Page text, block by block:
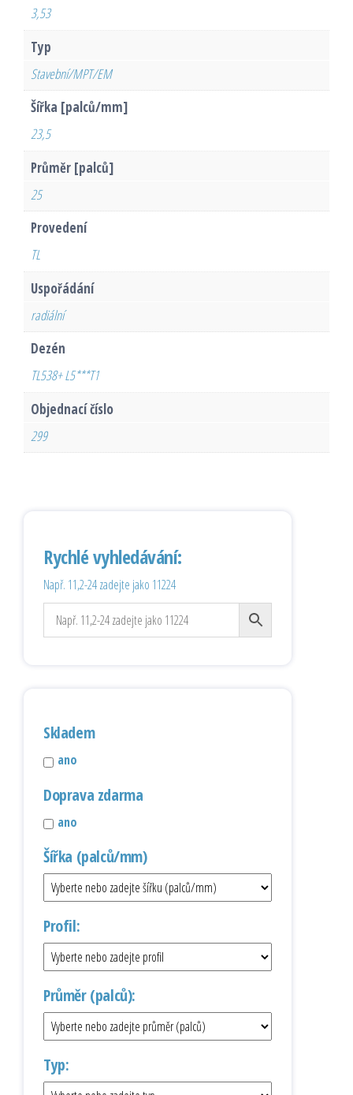
3,53
Typ
Stavební/MPT/EM
Šířka [palců/mm]
23,5
Průměr [palců]
25
Provedení
TL
Uspořádání
radiální
Dezén
TL538+ L5***T1
Objednací číslo
299
Rychlé vyhledávání:
Např. 11,2-24 zadejte jako 11224
Skladem
ano
Doprava zdarma
ano
Šířka (palců/mm)
Profil:
Průměr (palců):
Typ: